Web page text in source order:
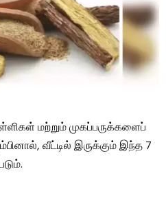
மற்றும் முகப்பருக்களைப்
வீட்டில் இருக்கும் இந்த 7